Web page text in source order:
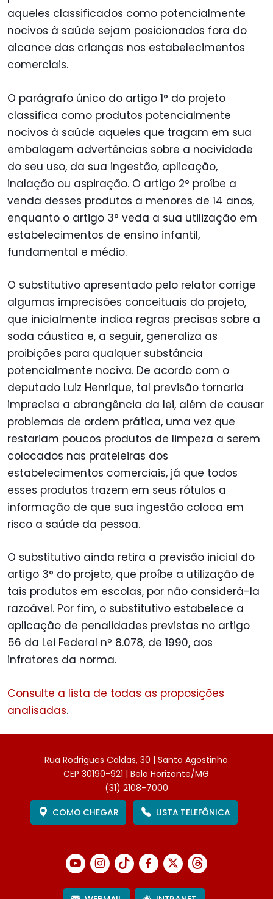
aqueles classificados como potencialmente
nocivos à saúde sejam posicionados fora do
alcance das crianças nos estabelecimentos
comerciais.
O parágrafo único do artigo 1° do projeto
classifica como produtos potencialmente
nocivos à saúde aqueles que tragam em sua
embalagem advertências sobre a nocividade
do seu uso, da sua ingestão, aplicação,
inalação ou aspiração. O artigo 2° proíbe a
venda desses produtos a menores de 14 anos,
enquanto o artigo 3° veda a sua utilização em
estabelecimentos de ensino infantil,
fundamental e médio.
O substitutivo apresentado pelo relator corrige
algumas imprecisões conceituais do projeto,
que inicialmente indica regras precisas sobre a
soda cáustica e, a seguir, generaliza as
proibições para qualquer substância
potencialmente nociva. De acordo com o
deputado Luiz Henrique, tal previsão tornaria
imprecisa a abrangência da lei, além de causar
problemas de ordem prática, uma vez que
restariam poucos produtos de limpeza a serem
colocados nas prateleiras dos
estabelecimentos comerciais, já que todos
esses produtos trazem em seus rótulos a
informação de que sua ingestão coloca em
risco a saúde da pessoa.
O substitutivo ainda retira a previsão inicial do
artigo 3° do projeto, que proíbe a utilização de
tais produtos em escolas, por não considerá-la
razoável. Por fim, o substitutivo estabelece a
aplicação de penalidades previstas no artigo
56 da Lei Federal nº 8.078, de 1990, aos
infratores da norma.
Consulte a lista de todas as proposições
analisadas.
Rua Rodrigues Caldas, 30 | Santo Agostinho
CEP 30190-921 | Belo Horizonte/MG
(31) 2108-7000
COMO CHEGAR
LISTA TELEFÔNICA